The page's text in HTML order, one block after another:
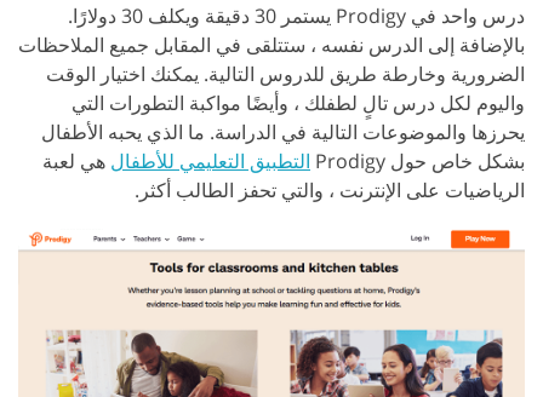
درس واحد في Prodigy يستمر 30 دقيقة ويكلف 30 دولارًا.
بالإضافة إلى الدرس نفسه ، ستتلقى في المقابل جميع الملاحظات
الضرورية وخارطة طريق للدروس التالية. يمكنك اختيار الوقت
واليوم لكل درس تالٍ لطفلك ، وأيضًا مواكبة التطورات التي
يحرزها والموضوعات التالية في الدراسة. ما الذي يحبه الأطفال
بشكل خاص حول Prodigy
التطبيق التعليمي للأطفال هي لعبة
الرياضيات على الإنترنت ، والتي تحفز الطالب أكثر.